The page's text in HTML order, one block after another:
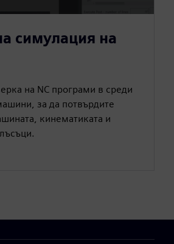
симулация на
на NC програми в среди
за да потвърдите
кинематиката и